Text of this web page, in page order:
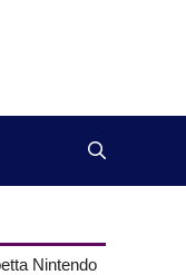
Nintendo